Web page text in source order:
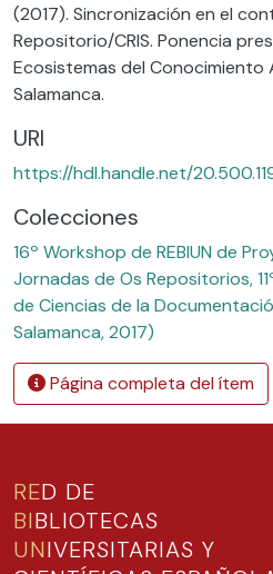
(2017). Sincronización en el
Repositorio/CRIS. Ponencia
Ecosistemas del Conocimiento
Salamanca.
URI
https://hdl.handle.net/
Colecciones
16º Workshop de REBIUN de
Jornadas de Os Repositorios,
de Ciencias de la
Salamanca, 2017)
Página completa del ítem
RED DE
BIBLIOTECAS
UNIVERSITARIAS Y